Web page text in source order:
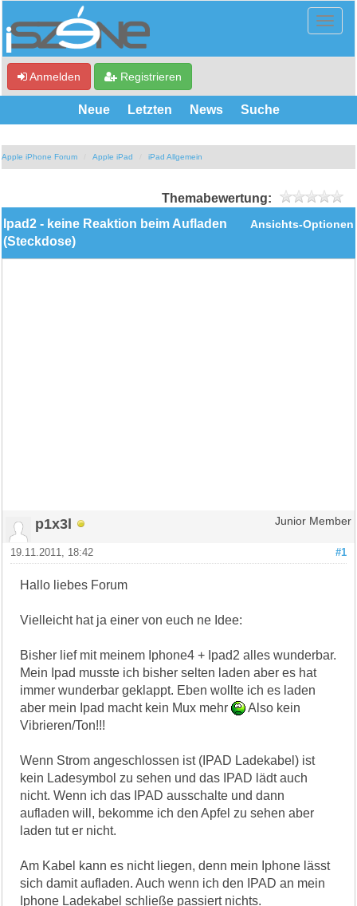
Anmelden Registrieren
Neue Letzten News Suche
Apple iPhone Forum Apple iPad iPad Allgemein
Themabewertung:
Ansichts-Optionen
Ipad2 - keine Reaktion beim Aufladen
(Steckdose)
p1x3l Junior Member
#1
19.11.2011, 18:42
Hallo liebes Forum
Vielleicht hat ja einer von euch ne Idee:
Bisher lief mit meinem Iphone4 + Ipad2 alles wunderbar.
Mein Ipad musste ich bisher selten laden aber es hat
immer wunderbar geklappt. Eben wollte ich es laden
aber mein Ipad macht kein Mux mehr
Also kein
Vibrieren/Ton!!!
Wenn Strom angeschlossen ist (IPAD Ladekabel) ist
kein Ladesymbol zu sehen und das IPAD lädt auch
nicht. Wenn ich das IPAD ausschalte und dann
aufladen will, bekomme ich den Apfel zu sehen aber
laden tut er nicht.
Am Kabel kann es nicht liegen, denn mein Iphone lässt
sich damit aufladen. Auch wenn ich den IPAD an mein
Iphone Ladekabel schließe passiert nichts.